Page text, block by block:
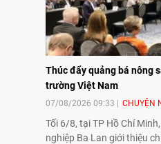
Thúc đẩy quảng bá nông
trường Việt Nam
07/08/2026 09:33 CHUYỆN
Tối 6/8, tại TP Hồ Chí
nghiệp Ba Lan giới thiệu